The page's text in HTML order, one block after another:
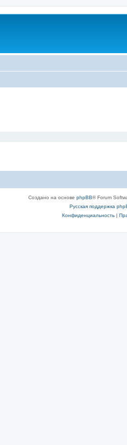
Создано на основе phpBB® Forum
Русская поддержка
Конфиденциальность|